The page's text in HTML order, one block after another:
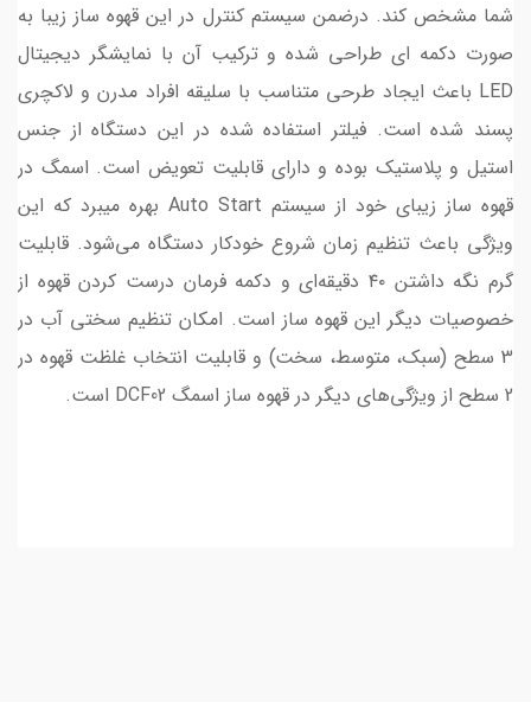
شما مشخص کند. درضمن سیستم کنترل در این قهوه ساز زیبا به
صورت دکمه ای طراحی شده و ترکیب آن با نمایشگر دیجیتال
LED باعث ایجاد طرحی متناسب با سلیقه افراد مدرن و لاکچری
پسند شده است. فیلتر استفاده شده در این دستگاه از جنس
استیل و پلاستیک بوده و دارای قابلیت تعویض است. اسمگ در
قهوه ساز زیبای خود از سیستم Auto Start بهره میبرد که این
ویژگی باعث تنظیم زمان شروع خودکار دستگاه می‌شود. قابلیت
گرم نگه داشتن ۴۰ دقیقه‌ای و دکمه فرمان درست کردن قهوه از
خصوصیات دیگر این قهوه ساز است. امکان تنظیم سختی آب در
3 سطح (سبک، متوسط، سخت) و قابلیت انتخاب غلظت قهوه در
2 سطح از ویژگی‌های دیگر در قهوه ساز اسمگ DCF02 است.